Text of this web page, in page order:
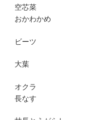
空芯菜
おかわかめ
ビーツ
大葉
オクラ
長なす